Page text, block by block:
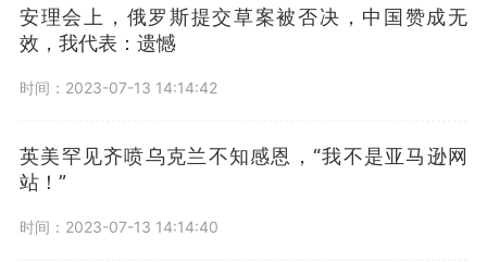
安理会上，俄罗斯提交草案被否决，中国赞成无
效，我代表：遗憾
时间：2023-07-13 14:14:42
英美罕见齐喷乌克兰不知感恩，“我不是亚马逊网
站！”
时间：2023-07-13 14:14:40